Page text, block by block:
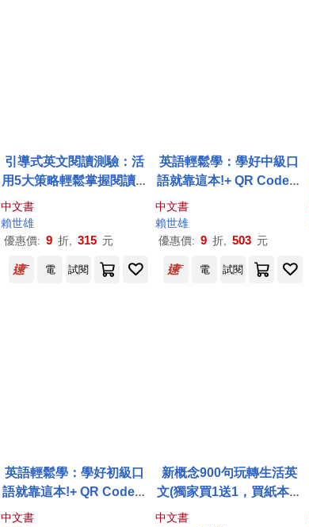
引導式英文閱讀測驗：活
用5大策略輕鬆掌握閱讀力
(進階版)+QR Code音檔
中文書
賴世雄
優惠價: 9 折, 315 元
英語輕鬆學：學好中級口
語就靠這本!+ QR Code線
中文書
賴世雄
優惠價: 9 折, 503 元
電 試閱 電 試閱
英語輕鬆學：學好初級口
語就靠這本!+ QR Code線
中文書
新概念900句玩轉生活英
文(獨家買1送1，買紙本書
中文書